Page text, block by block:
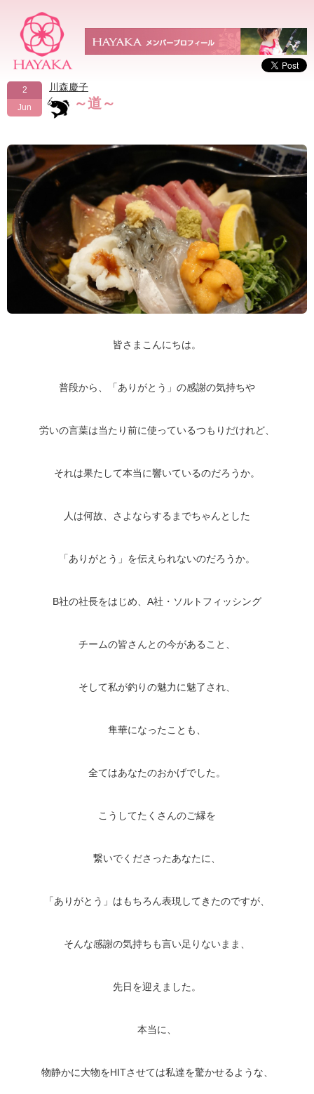
2
Jun
川森慶子
～道～
皆さまこんにちは。
普段から、「ありがとう」の感謝の気持ちや
労いの言葉は当たり前に使っているつもりだけれど、
それは果たして本当に響いているのだろうか。
人は何故、さよならするまでちゃんとした
「ありがとう」を伝えられないのだろうか。
B社の社長をはじめ、A社・ソルトフィッシング
チームの皆さんとの今があること、
そして私が釣りの魅力に魅了され、
隼華になったことも、
全てはあなたのおかげでした。
こうしてたくさんのご縁を
繋いでくださったあなたに、
「ありがとう」はもちろん表現してきたのですが、
そんな感謝の気持ちも言い足りないまま、
先日を迎えました。
本当に、
物静かに大物をHITさせては私達を驚かせるような、